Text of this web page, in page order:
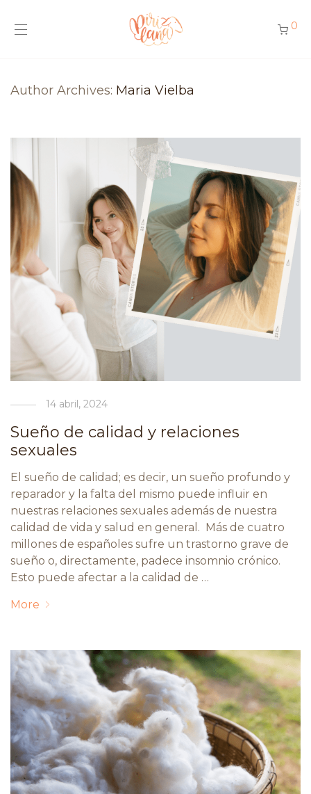
0
Author Archives: Maria Vielba
14 abril, 2024
Sueño de calidad y relaciones
sexuales
El sueño de calidad; es decir, un sueño profundo y
reparador y la falta del mismo puede influir en
nuestras relaciones sexuales además de nuestra
calidad de vida y salud en general. Más de cuatro
millones de españoles sufre un trastorno grave de
sueño o, directamente, padece insomnio crónico.
Esto puede afectar a la calidad de …
More